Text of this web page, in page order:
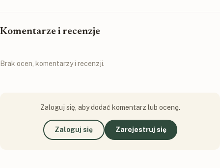
Komentarze i recenzje
Brak ocen, komentarzy i recenzji.
Zaloguj się, aby dodać komentarz lub ocenę.
Zaloguj się Zarejestruj się